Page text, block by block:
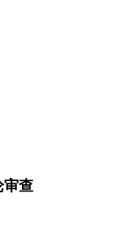
审查